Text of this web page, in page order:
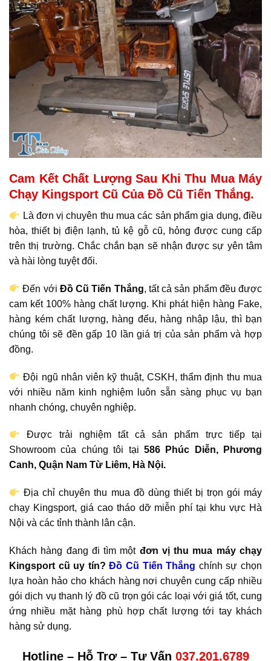
Cam Kết Chất Lượng Sau Khi Thu Mua Máy
Chạy Kingsport Cũ Của Đồ Cũ Tiến Thắng.
Là đơn vị chuyên thu mua các sản phẩm gia dụng, điều
hòa, thiết bị điện lạnh, tủ kệ gỗ cũ, hỏng được cung cấp
trên thị trường. Chắc chắn bạn sẽ nhận được sự yên tâm
và hài lòng tuyệt đối.
Đến với Đồ Cũ Tiến Thắng, tất cả sản phẩm đều được
cam kết 100% hàng chất lượng. Khi phát hiện hàng Fake,
hàng kém chất lượng, hàng đểu, hàng nhập lậu, thì bạn
chúng tôi sẽ đền gấp 10 lần giá trị của sản phẩm và hợp
đồng.
Đội ngũ nhân viên kỹ thuật, CSKH, thẩm định thu mua
với nhiều năm kinh nghiệm luôn sẵn sàng phục vụ bạn
nhanh chóng, chuyên nghiệp.
Được trải nghiệm tất cả sản phẩm trực tiếp tại
Showroom của chúng tôi tại 586 Phúc Diễn, Phương
Canh, Quận Nam Từ Liêm, Hà Nội.
Địa chỉ chuyên thu mua đồ dùng thiết bị trọn gói máy
chạy Kingsport, giá cao tháo dỡ miễn phí tại khu vực Hà
Nội và các tỉnh thành lân cận.
Khách hàng đang đi tìm một đơn vị thu mua máy chạy
Kingsport cũ uy tín? Đồ Cũ Tiến Thắng chính sự chọn
lựa hoàn hảo cho khách hàng nơi chuyên cung cấp nhiều
gói dịch vụ thanh lý đồ cũ trọn gói các loại với giá tốt, cung
ứng nhiều mặt hàng phù hợp chất lượng tới tay khách
hàng sử dụng.
Hotline – Hỗ Trợ – Tư Vấn 037.201.6789